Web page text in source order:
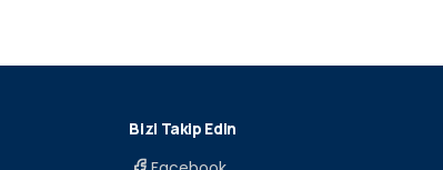
Bizi Takip Edin